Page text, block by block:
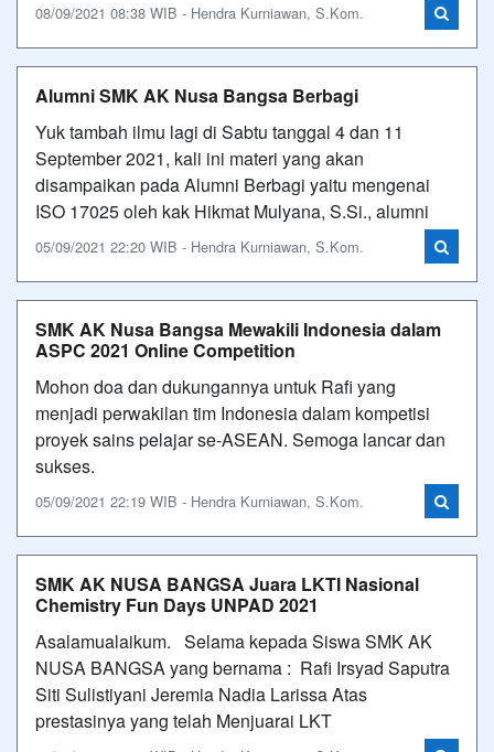
08/09/2021 08:38 WIB - Hendra Kurniawan, S.Kom.
Alumni SMK AK Nusa Bangsa Berbagi
Yuk tambah ilmu lagi di Sabtu tanggal 4 dan 11
September 2021, kali ini materi yang akan
disampaikan pada Alumni Berbagi yaitu mengenai
ISO 17025 oleh kak Hikmat Mulyana, S.Si., alumni
05/09/2021 22:20 WIB - Hendra Kurniawan, S.Kom.
SMK AK Nusa Bangsa Mewakili Indonesia dalam
ASPC 2021 Online Competition
Mohon doa dan dukungannya untuk Rafi yang
menjadi perwakilan tim Indonesia dalam kompetisi
proyek sains pelajar se-ASEAN. Semoga lancar dan
sukses.
05/09/2021 22:19 WIB - Hendra Kurniawan, S.Kom.
SMK AK NUSA BANGSA Juara LKTI Nasional
Chemistry Fun Days UNPAD 2021
Asalamualaikum. Selama kepada Siswa SMK AK
NUSA BANGSA yang bernama : Rafi Irsyad Saputra
Siti Sulistiyani Jeremia Nadia Larissa Atas
prestasinya yang telah Menjuarai LKT